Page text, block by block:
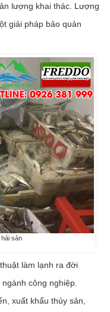
lượng khai thác. Lượng
giải pháp bảo quản
hải sản
làm lạnh ra đời
công nghiệp.
xuất khẩu thủy sản,